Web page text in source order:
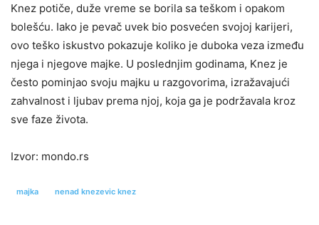
Knez potiče, duže vreme se borila sa teškom i opakom
bolešću. Iako je pevač uvek bio posvećen svojoj karijeri,
ovo teško iskustvo pokazuje koliko je duboka veza između
njega i njegove majke. U poslednjim godinama, Knez je
često pominjao svoju majku u razgovorima, izražavajući
zahvalnost i ljubav prema njoj, koja ga je podržavala kroz
sve faze života.
Izvor: mondo.rs
majka nenad knezevic knez